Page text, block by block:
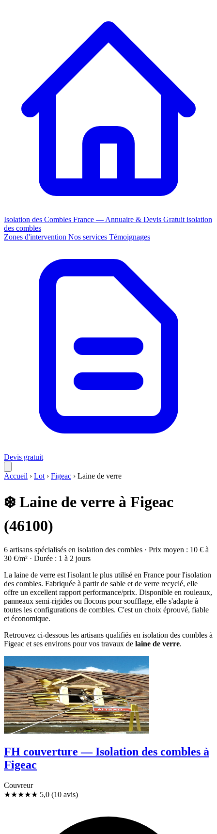
Isolation des Combles France — Annuaire & Devis Gratuit isolation
des combles
Zones d'intervention Nos services Témoignages
Devis gratuit
Accueil › Lot › Figeac › Laine de verre
❄️ Laine de verre à Figeac
(46100)
6 artisans spécialisés en isolation des combles · Prix moyen : 10 € à
30 €/m² · Durée : 1 à 2 jours
La laine de verre est l'isolant le plus utilisé en France pour l'isolation
des combles. Fabriquée à partir de sable et de verre recyclé, elle
offre un excellent rapport performance/prix. Disponible en rouleaux,
panneaux semi-rigides ou flocons pour soufflage, elle s'adapte à
toutes les configurations de combles. C'est un choix éprouvé, fiable
et économique.
Retrouvez ci-dessous les artisans qualifiés en isolation des combles à
Figeac et ses environs pour vos travaux de laine de verre.
FH couverture — Isolation des combles à
Figeac
Couvreur
★★★★★ 5,0 (10 avis)